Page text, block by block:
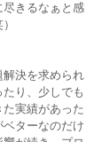
尽きるなぁと感
解決を求められ
り、少しでも
実績があった
ターなのだけ